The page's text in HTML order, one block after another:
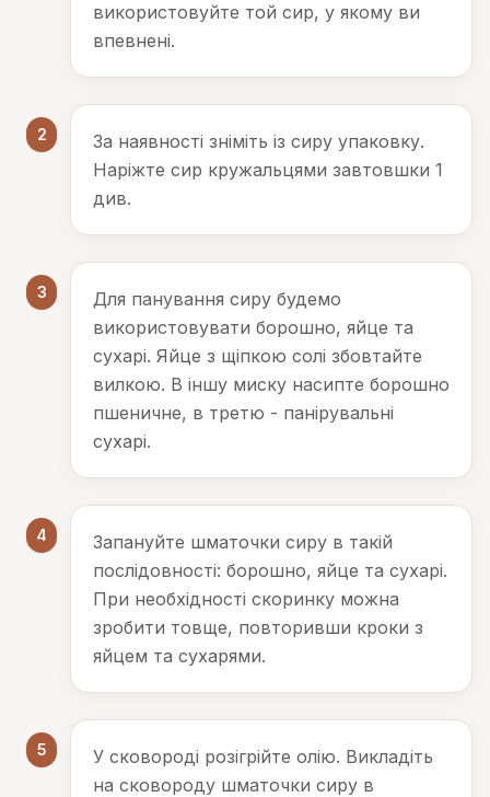
використовуйте той сир, у якому ви
впевнені.
2
За наявності зніміть із сиру упаковку.
Наріжте сир кружальцями завтовшки 1
див.
3
Для панування сиру будемо
використовувати борошно, яйце та
сухарі. Яйце з щіпкою солі збовтайте
вилкою. В іншу миску насипте борошно
пшеничне, в третю - панірувальні
сухарі.
4
Запануйте шматочки сиру в такій
послідовності: борошно, яйце та сухарі.
При необхідності скоринку можна
зробити товще, повторивши кроки з
яйцем та сухарями.
5
У сковороді розігрійте олію. Викладіть
на сковороду шматочки сиру в